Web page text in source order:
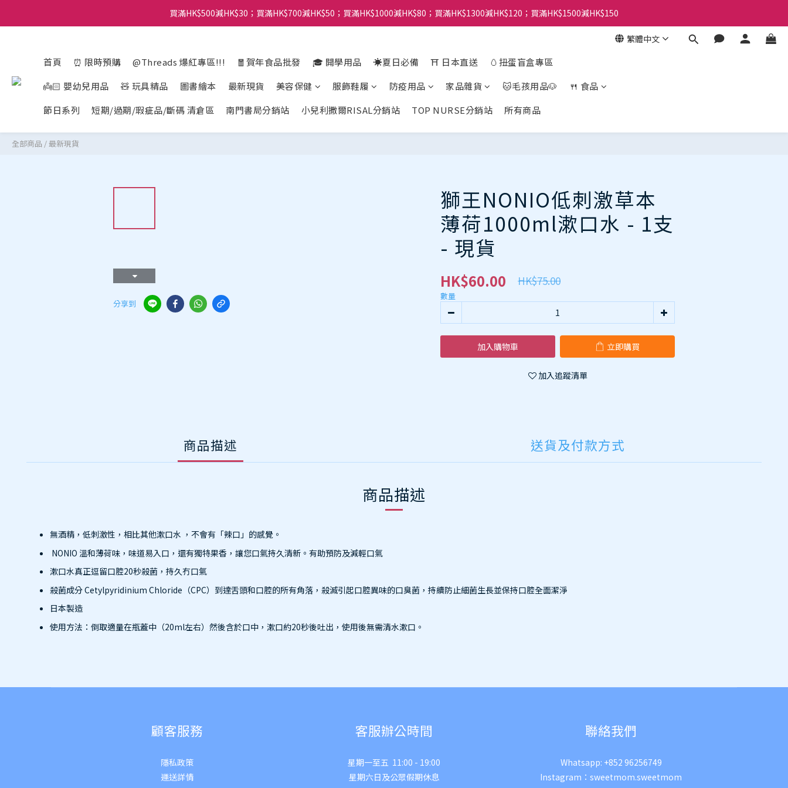
買滿HK$500減HK$30；買滿HK$700減HK$50；買滿HK$1000減HK$80；買滿HK$1300減HK$120；買滿HK$1500減HK$150
繁體中文
首頁 ⏰ 限時預購 @Threads 爆紅專區!!! 🧧賀年食品批發 🎓 開學用品 ☀️夏日必備 ⛩️ 日本直送
🥚扭蛋盲盒專區
👼🏻 嬰幼兒用品
🧸 玩具精品 圖書繪本 最新現貨 美容保健 服飾鞋履 防疫用品 家品雜貨 🐱毛孩用品🐶
🍴 食品
節日系列
短期/過期/瑕疵品/斷碼 清倉區 南門書局分銷站 小兒利撒爾RISAL分銷站 TOP NURSE分銷站 所有商品
全部商品 /最新現貨
分享到
獅王NONIO低刺激草本
薄荷1000ml漱口水 - 1支
- 現貨
HK$60.00 HK$75.00
數量
加入購物車 立即購買
加入追蹤清單
商品描述 送貨及付款方式
商品描述
無酒精，低刺激性，相比其他漱口水 ，不會有「辣口」的感覺。
NONIO 溫和薄荷味，味道易入口，還有獨特果香，讓您口氣持久清新。有助預防及減輕口氣
漱口水真正逗留口腔20秒殺菌，持久冇口氣
殺菌成分 Cetylpyridinium Chloride（CPC）到達舌頭和口腔的所有角落，殺滅引起口腔異味的口臭菌，持續防止細菌生長並保持口腔全面潔淨
日本製造
使用方法： 倒取適量在瓶蓋中（20ml左右）然後含於口中，漱口約20秒後吐出，使用後無需清水漱口。
顧客服務
隱私政策
運送詳情
客服辦公時間
星期一至五 11:00 - 19:00
星期六日及公眾假期休息
聯絡我們
Whatsapp: +852 96256749
Instagram： sweetmom.sweetmom